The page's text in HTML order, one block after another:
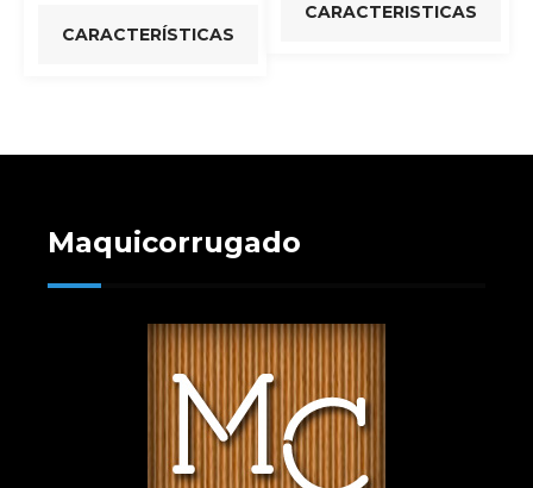
CARACTERÍSTICAS
CARACTERISTICAS
Maquicorrugado